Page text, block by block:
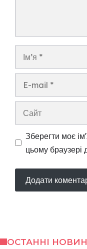
Зберегти моє
цьому браузері
ОСТАННІ